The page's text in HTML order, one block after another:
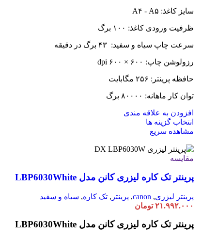
سایز کاغذ: A۴ - A۵
ظرفیت ورودی کاغذ: ۱۰۰ برگ
سرعت چاپ سیاه و سفید: ۴۳ برگ در دقیقه
رزولوشن چاپ: ۶۰۰ × ۶۰۰ dpi
حافظه پرینتر: ۲۵۶ مگابایت
توان کار ماهانه: ۸۰۰۰۰ برگ
افزودن به علاقه مندی
انتخاب گزینه ها
مشاهده سریع
مقایسه
پرینتر تک کاره لیزری کانن مدل LBP6030White
پرینتر لیزری,
canon
, پرینتر , تک کاره, سیاه و سفید
۲۱.۹۹۲.۰۰۰ تومان
پرینتر تک کاره لیزری کانن مدل LBP6030White